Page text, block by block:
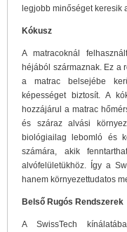
legjobb minőséget keresik
Kókusz
A matracoknál
héjából származnak. Ez a
a matrac belsejébe
képességet biztosít. A
hozzájárul a matrac
és száraz alvási
biológiailag lebomló és
számára, akik
alvófelületükhöz. Így a
hanem környezettudatos
Belső Rugós Rendszerek
A SwissTech